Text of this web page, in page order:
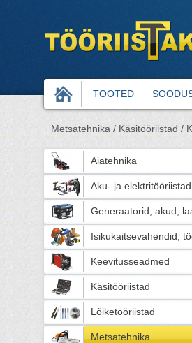
TOOTED
Metsatehnika / Käsitööriistad /
Aiatehnika
Aku- ja elektritööriistad
Generaatorid, akud,
Isikukaitsevahendid,
Keevitusseadmed
Käsitööriistad
Lõiketööriistad
Metsatehnika